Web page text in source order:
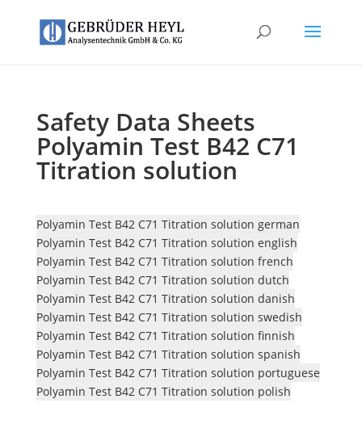
Safety Data Sheets
Polyamin Test B42 C71
Titration solution
Polyamin Test B42 C71 Titration solution german
Polyamin Test B42 C71 Titration solution english
Polyamin Test B42 C71 Titration solution french
Polyamin Test B42 C71 Titration solution dutch
Polyamin Test B42 C71 Titration solution danish
Polyamin Test B42 C71 Titration solution swedish
Polyamin Test B42 C71 Titration solution finnish
Polyamin Test B42 C71 Titration solution spanish
Polyamin Test B42 C71 Titration solution portuguese
Polyamin Test B42 C71 Titration solution polish